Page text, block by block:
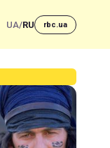
UA/RU rbc.ua